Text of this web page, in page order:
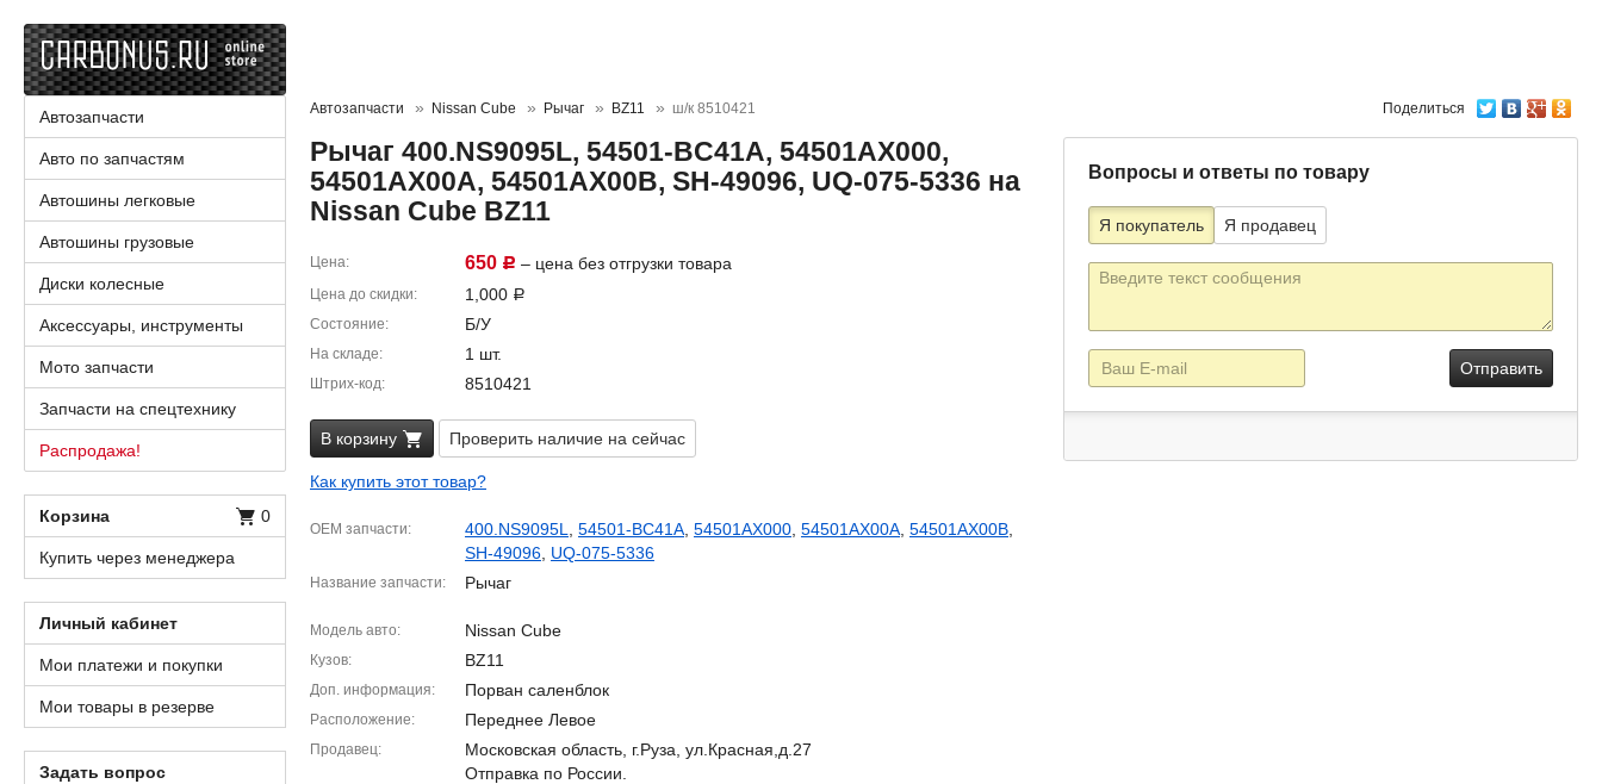
Поделиться
Автозапчасти Nissan Cube Рычаг BZ11 ш/к 8510421
Рычаг 400.NS9095L, 54501-BC41A, 54501AX000,
54501AX00A, 54501AX00B, SH-49096, UQ-075-5336 на
Nissan Cube BZ11
Цена 650 Р – цена без отгрузки товара
Цена до скидки 1,000 Р
Состояние Б/У
На складе 1 шт.
Штрих-код 8510421
В корзину Проверить наличие на сейчас
Как купить этот товар?
OEM запчасти 400.NS9095L 54501-BC41A 54501AX000 54501AX00A 54501AX00B
SH-49096 UQ-075-5336
Название запчасти Рычаг
Модель авто Nissan Cube
Кузов BZ11
Доп. информация Порван саленблок
Расположение Переднее Левое
Продавец
Московская область, г.Руза, ул.Красная,д.27
Отправка по России.
Вопросы и ответы по товару
Я покупатель Я продавец
Текст
E-
mail
Автозапчасти
Авто по запчастям
Автошины легковые
Автошины грузовые
Диски колесные
Аксессуары, инструменты
Мото запчасти
Запчасти на спецтехнику
Распродажа!
Корзина 0
Купить через менеджера
Личный кабинет
Мои платежи и покупки
Мои товары в резерве
Задать вопрос